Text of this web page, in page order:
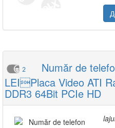
2
Număr de
LEIPlaca Video ATI
DDR3 64Bit PCIe HD